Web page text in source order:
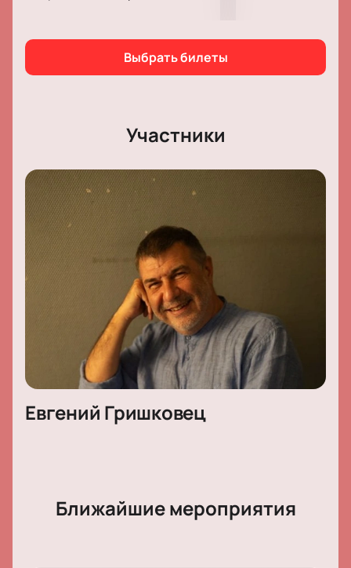
Выбрать билеты
Участники
Евгений Гришковец
Ближайшие мероприятия